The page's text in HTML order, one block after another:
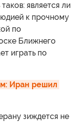
является ли
к прочному
по
Ближнего
играть по
Иран решил
зиждется не